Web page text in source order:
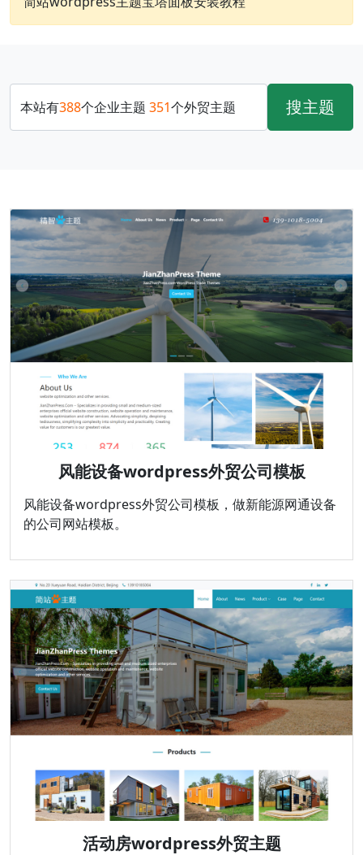
本站有388个企业主题 351个外贸主题 搜主题
风能设备wordpress外贸公司模板
风能设备wordpress外贸公司模板，做新能源网通设备
的公司网站模板。
活动房wordpress外贸主题